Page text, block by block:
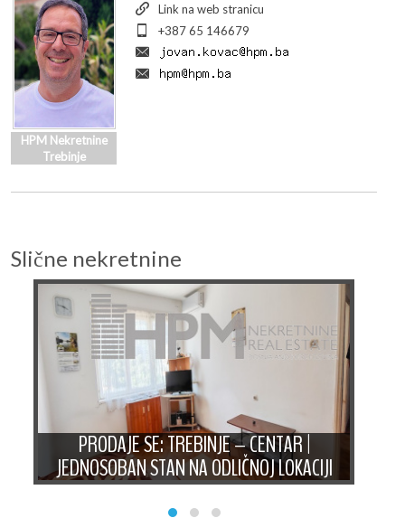
HPM Nekretnine
Trebinje
Link na web stranicu
+387 65 146679
Slične nekretnine
PRODAJE SE: TREBINJE – CENTAR |
JEDNOSOBAN STAN NA ODLIČNOJ LOKACIJI